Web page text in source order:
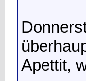
Apettit,